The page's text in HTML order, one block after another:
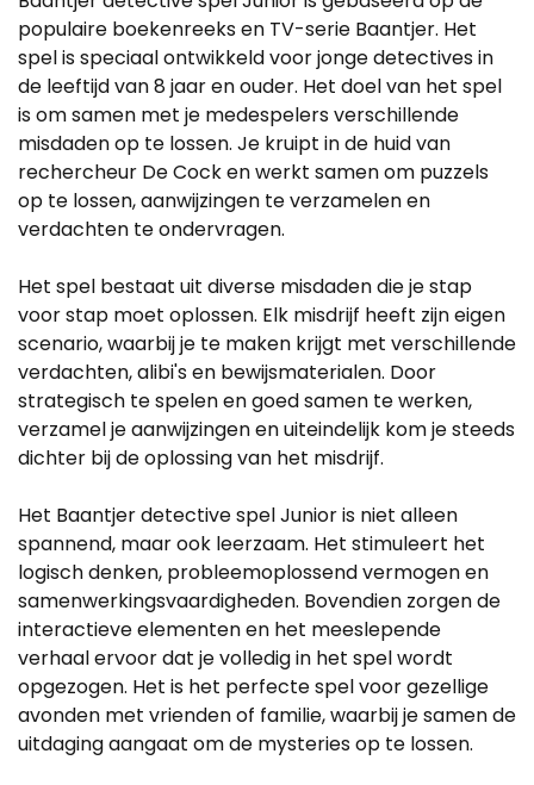
populaire boekenreeks en TV-serie Baantjer. Het
spel is speciaal ontwikkeld voor jonge detectives in
de leeftijd van 8 jaar en ouder. Het doel van het spel
is om samen met je medespelers verschillende
misdaden op te lossen. Je kruipt in de huid van
rechercheur De Cock en werkt samen om puzzels
op te lossen, aanwijzingen te verzamelen en
verdachten te ondervragen.
Het spel bestaat uit diverse misdaden die je stap
voor stap moet oplossen. Elk misdrijf heeft zijn eigen
scenario, waarbij je te maken krijgt met verschillende
verdachten, alibi's en bewijsmaterialen. Door
strategisch te spelen en goed samen te werken,
verzamel je aanwijzingen en uiteindelijk kom je steeds
dichter bij de oplossing van het misdrijf.
Het Baantjer detective spel Junior is niet alleen
spannend, maar ook leerzaam. Het stimuleert het
logisch denken, probleemoplossend vermogen en
samenwerkingsvaardigheden. Bovendien zorgen de
interactieve elementen en het meeslepende
verhaal ervoor dat je volledig in het spel wordt
opgezogen. Het is het perfecte spel voor gezellige
avonden met vrienden of familie, waarbij je samen de
uitdaging aangaat om de mysteries op te lossen.